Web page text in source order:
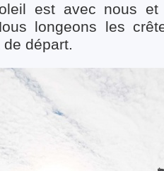
est avec nous
longeons les
départ.